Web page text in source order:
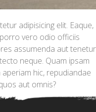
adipisicing elit. Eaque,
vero odio officiis
assumenda aut tenetur
neque. Quam ipsam
hic, repudiandae
aut omnis?